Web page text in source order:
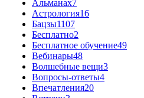
Альманах7
Астрология16
Бацзы1107
Бесплатно2
Бесплатное обучение49
Вебинары48
Волшебные вещи3
Вопросы-ответы4
Впечатления20